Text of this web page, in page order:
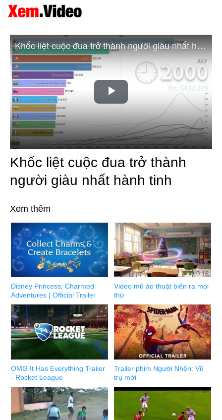
Play
Video
Khốc liệt cuộc đua trở thành người giàu nhất hành tinh
Khốc liệt cuộc đua trở thành
người giàu nhất hành tinh
Xem thêm
Disney Princess: Charmed
Adventures | Official Trailer
0:18
Video mũ ảo thuật biến ra mọi
thứ
OMG It Has Everything Trailer
- Rocket League
Trailer phim Người Nhện: Vũ
trụ mới